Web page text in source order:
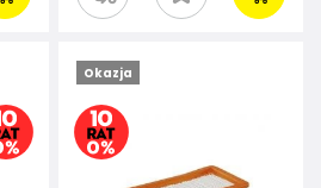
Okazja